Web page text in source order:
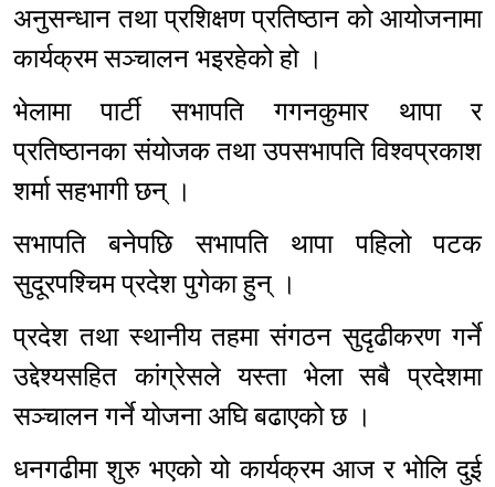
अनुसन्धान तथा प्रशिक्षण प्रतिष्ठान को आयोजनामा
कार्यक्रम सञ्चालन भइरहेको हो ।
भेलामा पार्टी सभापति गगनकुमार थापा र
प्रतिष्ठानका संयोजक तथा उपसभापति विश्वप्रकाश
शर्मा सहभागी छन् ।
सभापति बनेपछि सभापति थापा पहिलो पटक
सुदूरपश्चिम प्रदेश पुगेका हुन् ।
प्रदेश तथा स्थानीय तहमा संगठन सुदृढीकरण गर्ने
उद्देश्यसहित कांग्रेसले यस्ता भेला सबै प्रदेशमा
सञ्चालन गर्ने योजना अघि बढाएको छ ।
धनगढीमा शुरु भएको यो कार्यक्रम आज र भोलि दुई